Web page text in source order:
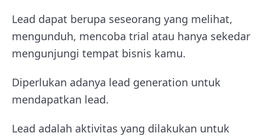
Lead dapat berupa seseorang yang melihat,
mengunduh, mencoba trial atau hanya sekedar
mengunjungi tempat bisnis kamu.
Diperlukan adanya lead generation untuk
mendapatkan lead.
Lead adalah aktivitas yang dilakukan untuk